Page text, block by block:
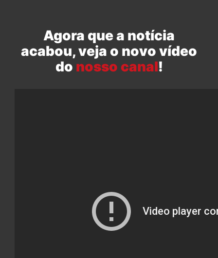
Agora que a notícia
acabou, veja o novo vídeo
do nosso canal!